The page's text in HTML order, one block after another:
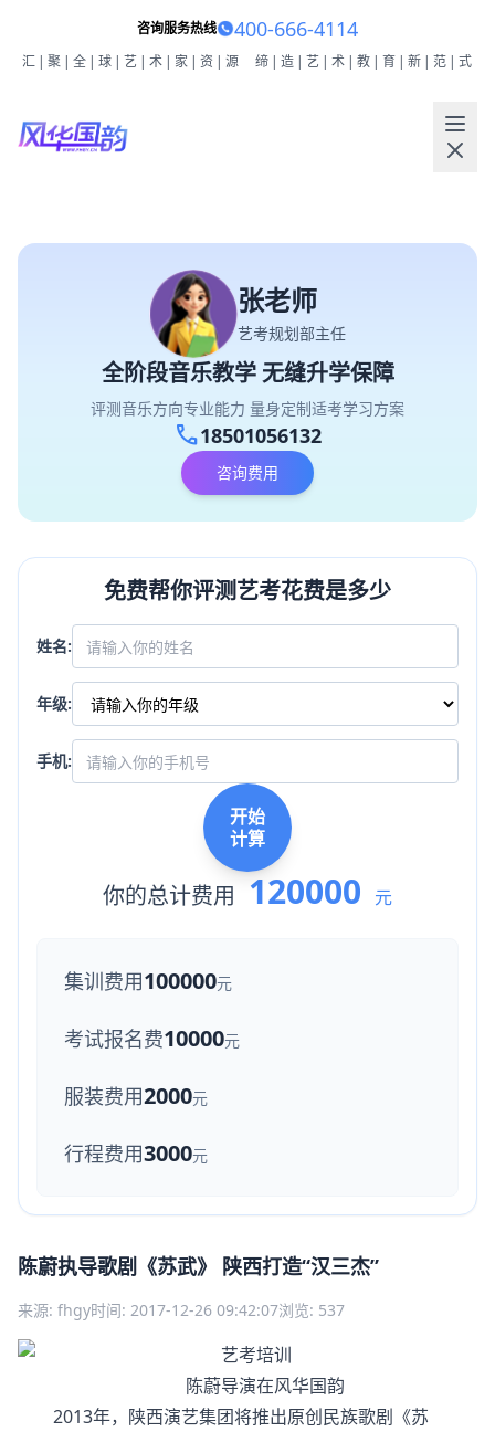
咨询服务热线 400-666-4114
汇|聚|全|球|艺|术|家|资|源 缔|造|艺|术|教|育|新|范|式
张老师
艺考规划部主任
全阶段音乐教学 无缝升学保障
评测音乐方向专业能力 量身定制适考学习方案
call18501056132
咨询费用
免费帮你评测艺考花费是多少
姓名:
年级:
手机:
开始
计算
你的总计费用 120000 元
集训费用100000元
考试报名费10000元
服装费用2000元
行程费用3000元
陈蔚执导歌剧《苏武》 陕西打造“汉三杰”
来源: fhgy时间: 2017-12-26 09:42:07浏览: 537
陈蔚导演在风华国韵
2013年，陕西演艺集团将推出原创民族歌剧《苏